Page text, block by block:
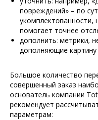
повреждений» – по
укомплектованности,
помогает точнее
дополнить: метрики,
дополняющие картину
Большое количество
совершенный заказ
основатель компании
рекомендует
параметрам: